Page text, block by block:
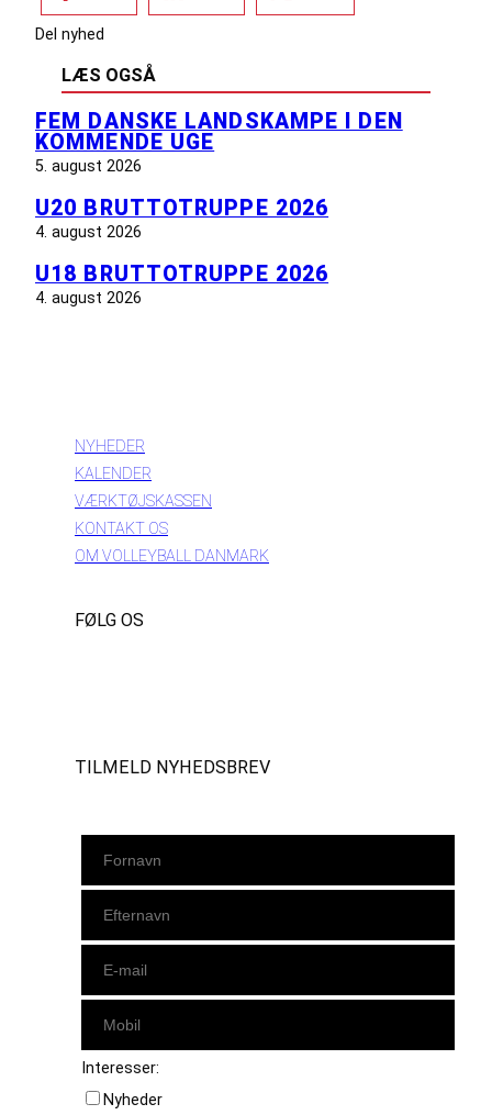
Del nyhed
LÆS OGSÅ
FEM DANSKE LANDSKAMPE I DEN
KOMMENDE UGE
5. august 2026
U20 BRUTTOTRUPPE 2026
4. august 2026
U18 BRUTTOTRUPPE 2026
4. august 2026
NYHEDER
KALENDER
VÆRKTØJSKASSEN
KONTAKT OS
OM VOLLEYBALL DANMARK
FØLG OS
TILMELD NYHEDSBREV
Interesser:
Nyheder